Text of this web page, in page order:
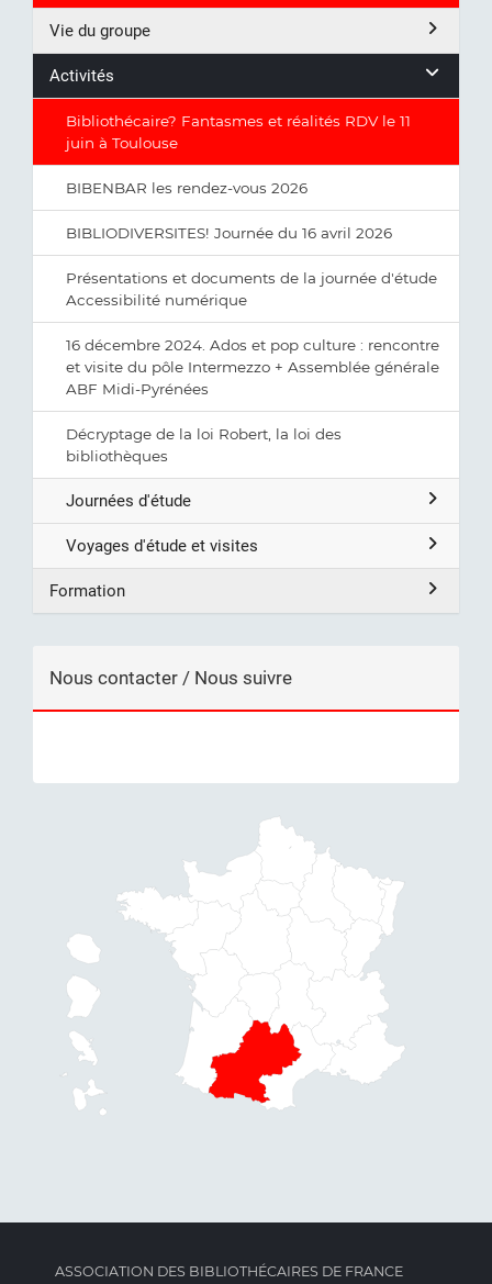
Vie du groupe
Activités
Bibliothécaire? Fantasmes et réalités RDV le 11
juin à Toulouse
BIBENBAR les rendez-vous 2026
BIBLIODIVERSITES! Journée du 16 avril 2026
Présentations et documents de la journée d'étude
Accessibilité numérique
16 décembre 2024. Ados et pop culture : rencontre
et visite du pôle Intermezzo + Assemblée générale
ABF Midi-Pyrénées
Décryptage de la loi Robert, la loi des
bibliothèques
Journées d'étude
Voyages d'étude et visites
Formation
Nous contacter / Nous suivre
ASSOCIATION DES BIBLIOTHÉCAIRES DE FRANCE